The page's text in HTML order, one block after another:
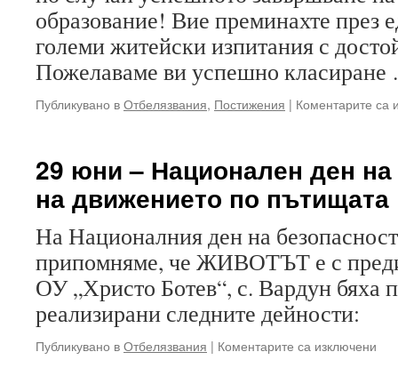
образование! Вие преминахте през
големи житейски изпитания с
Пожелаваме ви успешно
Публикувано вОтбелязвания, Постижения | Коментарите са
29 юни – Национален ден на
на движението по пътищата
На Националния ден на
припомняме, че ЖИВОТЪТ е с
ОУ „Христо Ботев“, с. Вардун бяха
реализирани следните дейности:
Публикувано вОтбелязвания | Коментарите са изключени